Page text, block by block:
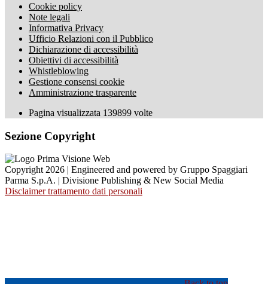
Cookie policy
Note legali
Informativa Privacy
Ufficio Relazioni con il Pubblico
Dichiarazione di accessibilità
Obiettivi di accessibilità
Whistleblowing
Gestione consensi cookie
Amministrazione trasparente
Pagina visualizzata 139899 volte
Sezione Copyright
Copyright 2026 | Engineered and powered by Gruppo Spaggiari
Parma S.p.A. | Divisione Publishing & New Social Media
Disclaimer trattamento dati personali